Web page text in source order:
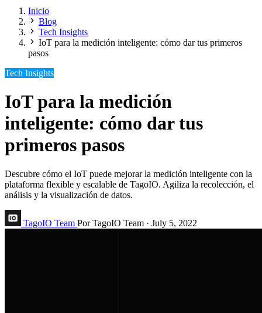
Inicio
Blog
Tech Insights
IoT para la medición inteligente: cómo dar tus primeros
pasos
Tech Insights
IoT para la medición
inteligente: cómo dar tus
primeros pasos
Descubre cómo el IoT puede mejorar la medición inteligente con la
plataforma flexible y escalable de TagoIO. Agiliza la recolección, el
análisis y la visualización de datos.
TagoIO Team Por TagoIO Team · July 5, 2022